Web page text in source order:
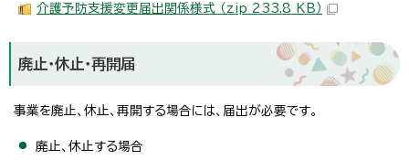
介護予防支援変更届出関係様式 （zip 233.8 KB）
廃止・休止・再開届
事業を廃止、休止、再開する場合には、届出が必要です。
廃止、休止する場合